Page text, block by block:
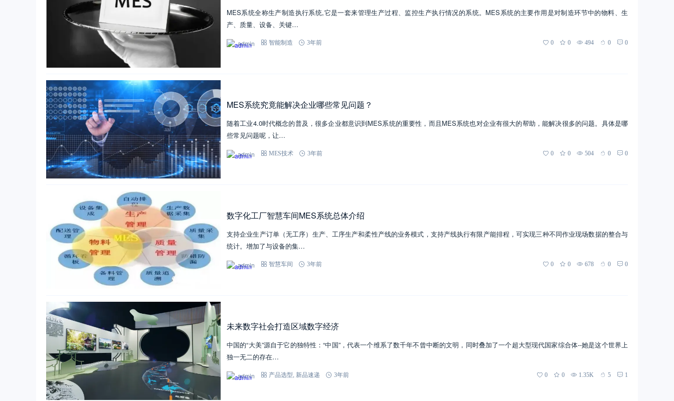
MES系统全称生产制造执行系统,它是一套来管理生产过程、监控生产执行情况的系统。MES系统的主要作用是对制造环节中的物料、生
产、质量、设备、关键…
admin 智能制造 3年前 0 0 494 0 0
MES系统究竟能解决企业哪些常见问题？
随着工业4.0时代概念的普及，很多企业都意识到MES系统的重要性，而且MES系统也对企业有很大的帮助，能解决很多的问题。具体是哪
些常见问题呢，让…
admin MES技术 3年前 0 0 504 0 0
数字化工厂智慧车间MES系统总体介绍
支持企业生产订单（无工序）生产、工序生产和柔性产线的业务模式，支持产线执行有限产能排程，可实现三种不同作业现场数据的整合与
统计。增加了与设备的集…
admin 智慧车间 3年前 0 0 678 0 0
未来数字社会打造区域数字经济
中国的“大美”源自于它的独特性：“中国”，代表一个维系了数千年不曾中断的文明，同时叠加了一个超大型现代国家综合体--她是这个世界上
独一无二的存在…
admin 产品选型 新品速递 3年前 0 0 1.35K 5 1